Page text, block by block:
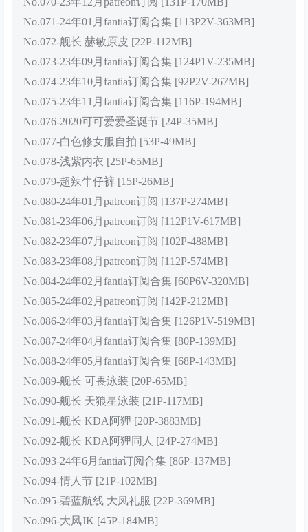
No.071-24年01月fantia订阅合集 [113P2V-363MB]
No.072-舰长 赫敏原皮 [22P-112MB]
No.073-23年09月fantia订阅合集 [124P1V-235MB]
No.074-23年10月fantia订阅合集 [92P2V-267MB]
No.075-23年11月fantia订阅合集 [116P-194MB]
No.076-2020可可爱爱圣诞节 [24P-35MB]
No.077-白色修女服自拍 [53P-49MB]
No.078-浅紫内衣 [25P-65MB]
No.079-超辣牛仔裤 [15P-26MB]
No.080-24年01月patreon订阅 [137P-274MB]
No.081-23年06月patreon订阅 [112P1V-617MB]
No.082-23年07月patreon订阅 [102P-488MB]
No.083-23年08月patreon订阅 [112P-574MB]
No.084-24年02月fantia订阅合集 [60P6V-320MB]
No.085-24年02月patreon订阅 [142P-212MB]
No.086-24年03月fantia订阅合集 [126P1V-519MB]
No.087-24年04月fantia订阅合集 [80P-139MB]
No.088-24年05月fantia订阅合集 [68P-143MB]
No.089-舰长 可畏泳装 [20P-65MB]
No.090-舰长 天狼星泳装 [21P-117MB]
No.091-舰长 KDA阿狸 [20P-3883MB]
No.092-舰长 KDA阿狸同人 [24P-274MB]
No.093-24年6月fantia订阅合集 [86P-137MB]
No.094-情人节 [21P-102MB]
No.095-碧蓝航线 大凤礼服 [22P-369MB]
No.096-大凤JK [45P-184MB]